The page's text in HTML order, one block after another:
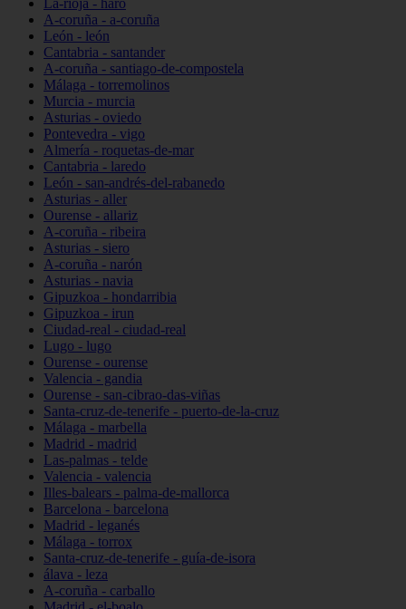
La-rioja - haro
A-coruña - a-coruña
León - león
Cantabria - santander
A-coruña - santiago-de-compostela
Málaga - torremolinos
Murcia - murcia
Asturias - oviedo
Pontevedra - vigo
Almería - roquetas-de-mar
Cantabria - laredo
León - san-andrés-del-rabanedo
Asturias - aller
Ourense - allariz
A-coruña - ribeira
Asturias - siero
A-coruña - narón
Asturias - navia
Gipuzkoa - hondarribia
Gipuzkoa - irun
Ciudad-real - ciudad-real
Lugo - lugo
Ourense - ourense
Valencia - gandia
Ourense - san-cibrao-das-viñas
Santa-cruz-de-tenerife - puerto-de-la-cruz
Málaga - marbella
Madrid - madrid
Las-palmas - telde
Valencia - valencia
Illes-balears - palma-de-mallorca
Barcelona - barcelona
Madrid - leganés
Málaga - torrox
Santa-cruz-de-tenerife - guía-de-isora
álava - leza
A-coruña - carballo